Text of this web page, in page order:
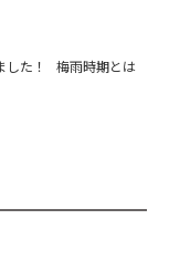
した！ 梅雨時期とは